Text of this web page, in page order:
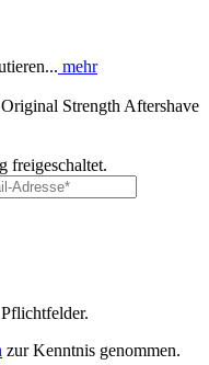
mehr
Strength Aftershave
freigeschaltet.
zur Kenntnis genommen.